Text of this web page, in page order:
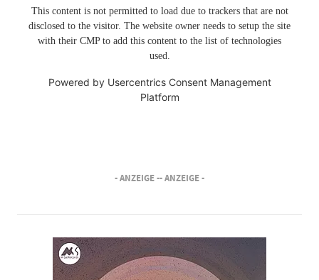
This content is not permitted to load due to trackers that are not
disclosed to the visitor. The website owner needs to setup the site
with their CMP to add this content to the list of technologies
used.
Powered by Usercentrics Consent Management
Platform
- ANZEIGE -- ANZEIGE -